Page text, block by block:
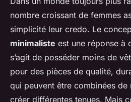
robe minimaliste
changements de
Ambre•12 avril 2024 •6 min de
nombre croissant de femmes
simplicité leur credo. Le
minimaliste est une réponse à
s’agit de posséder moins de
pour des pièces de qualité,
qui peuvent être combinées
créer différentes tenues. Mais